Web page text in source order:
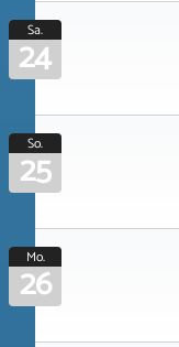
Sa.
24
So.
25
Mo.
26